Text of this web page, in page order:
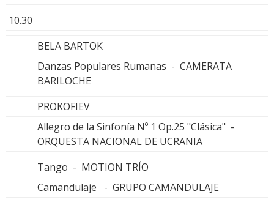
10.30
BELA BARTOK
Danzas Populares Rumanas - CAMERATA
BARILOCHE
PROKOFIEV
Allegro de la Sinfonía Nº 1 Op.25 "Clásica" -
ORQUESTA NACIONAL DE UCRANIA
Tango - MOTION TRÍO
Camandulaje - GRUPO CAMANDULAJE